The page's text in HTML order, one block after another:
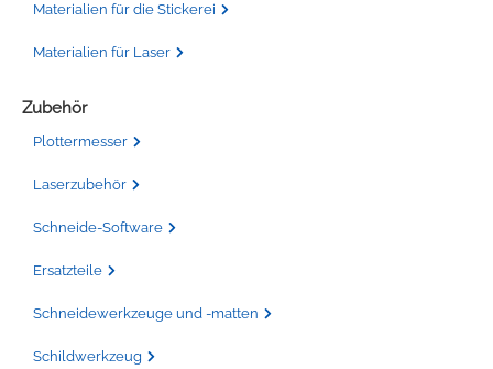
Materialien für die Stickerei
Materialien für Laser
Zubehör
Plottermesser
Laserzubehör
Schneide-Software
Ersatzteile
Schneidewerkzeuge und -matten
Schildwerkzeug